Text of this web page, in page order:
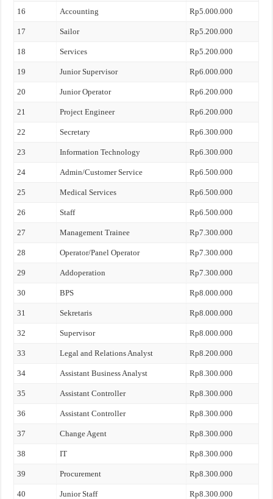
16 Accounting Rp5.000.000
17 Sailor Rp5.200.000
18 Services Rp5.200.000
19 Junior Supervisor Rp6.000.000
20 Junior Operator Rp6.200.000
21 Project Engineer Rp6.200.000
22 Secretary Rp6.300.000
23 Information Technology Rp6.300.000
24 Admin/Customer Service Rp6.500.000
25 Medical Services Rp6.500.000
26 Staff Rp6.500.000
27 Management Trainee Rp7.300.000
28 Operator/Panel Operator Rp7.300.000
29 Addoperation Rp7.300.000
30 BPS Rp8.000.000
31 Sekretaris Rp8.000.000
32 Supervisor Rp8.000.000
33 Legal and Relations Analyst Rp8.200.000
34 Assistant Business Analyst Rp8.300.000
35 Assistant Controller Rp8.300.000
36 Assistant Controller Rp8.300.000
37 Change Agent Rp8.300.000
38 IT Rp8.300.000
39 Procurement Rp8.300.000
40 Junior Staff Rp8.300.000